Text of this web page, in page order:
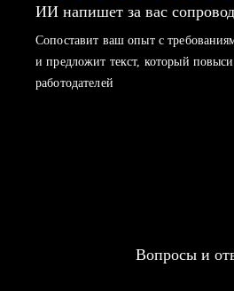
ИИ напишет за вас
Сопоставит ваш опыт с
и предложит текст, который
работодателей
Вопросы и